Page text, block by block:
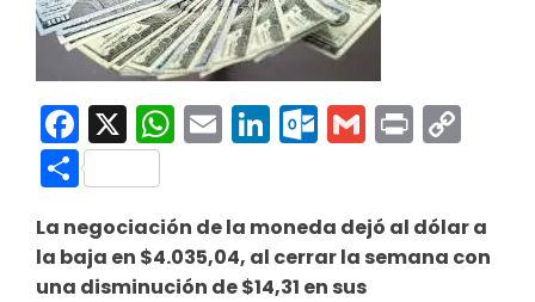
Facebook
X WhatsApp
EmailLinkedInGmail
Print
Compartir
La negociación de la moneda dejó al dólar a
la baja en $4.035,04, al cerrar la semana con
una disminución de $14,31 en sus